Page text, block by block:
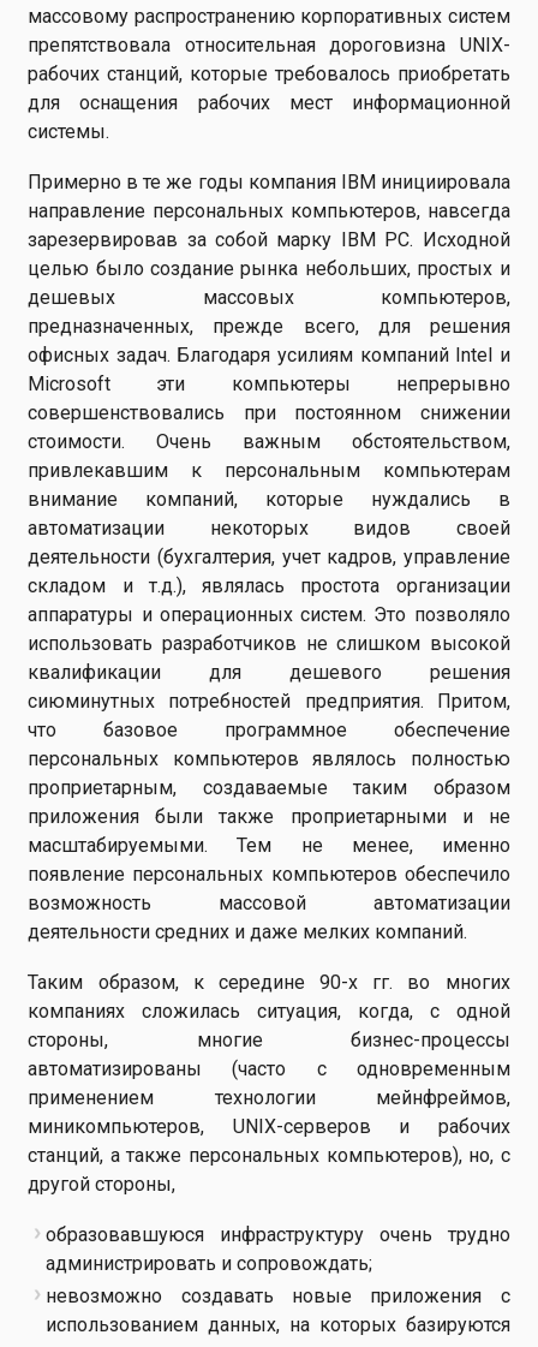
массовому распространению корпоративных систем
препятствовала относительная дороговизна UNIX-
рабочих станций, которые требовалось приобретать
для оснащения рабочих мест информационной
системы.
Примерно в те же годы компания IBM инициировала
направление персональных компьютеров, навсегда
зарезервировав за собой марку IBM PC. Исходной
целью было создание рынка небольших, простых и
дешевых массовых компьютеров,
предназначенных, прежде всего, для решения
офисных задач. Благодаря усилиям компаний Intel и
Microsoft эти компьютеры непрерывно
совершенствовались при постоянном снижении
стоимости. Очень важным обстоятельством,
привлекавшим к персональным компьютерам
внимание компаний, которые нуждались в
автоматизации некоторых видов своей
деятельности (бухгалтерия, учет кадров, управление
складом и т.д.), являлась простота организации
аппаратуры и операционных систем. Это позволяло
использовать разработчиков не слишком высокой
квалификации для дешевого решения
сиюминутных потребностей предприятия. Притом,
что базовое программное обеспечение
персональных компьютеров являлось полностью
проприетарным, создаваемые таким образом
приложения были также проприетарными и не
масштабируемыми. Тем не менее, именно
появление персональных компьютеров обеспечило
возможность массовой автоматизации
деятельности средних и даже мелких компаний.
Таким образом, к середине 90-х гг. во многих
компаниях сложилась ситуация, когда, с одной
стороны, многие бизнес-процессы
автоматизированы (часто с одновременным
применением технологии мейнфреймов,
миникомпьютеров, UNIX-серверов и рабочих
станций, а также персональных компьютеров), но, с
другой стороны,
образовавшуюся инфраструктуру очень трудно
администрировать и сопровождать;
невозможно создавать новые приложения с
использованием данных, на которых базируются